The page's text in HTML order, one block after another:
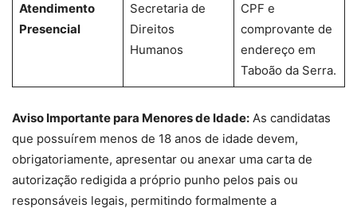
Atendimento
Presencial
Secretaria de
Direitos
Humanos
CPF e
comprovante de
endereço em
Taboão da Serra.
Aviso Importante para Menores de Idade: As candidatas
que possuírem menos de 18 anos de idade devem,
obrigatoriamente, apresentar ou anexar uma carta de
autorização redigida a próprio punho pelos pais ou
responsáveis legais, permitindo formalmente a